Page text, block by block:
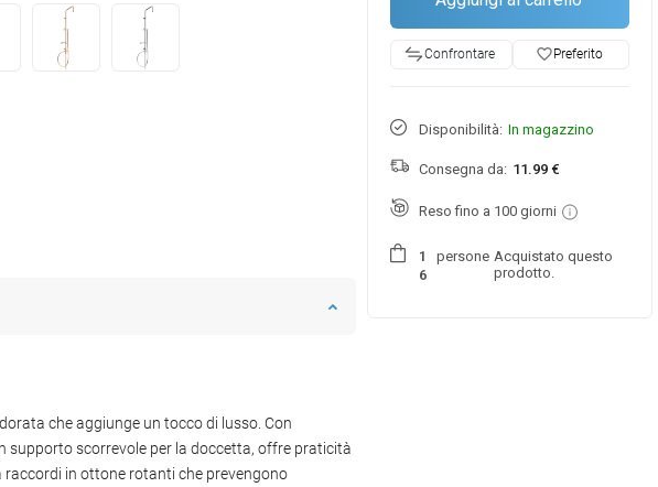
che aggiunge un tocco di lusso. Con
supporto scorrevole per la doccetta, offre praticità
in ottone rotanti che prevengono
Confrontare favorite_borderPreferito
Disponibilità: In magazzino
Consegna da: 11.99 €
Reso fino a 100 giorni
1
6
persone Acquistato questo
prodotto.